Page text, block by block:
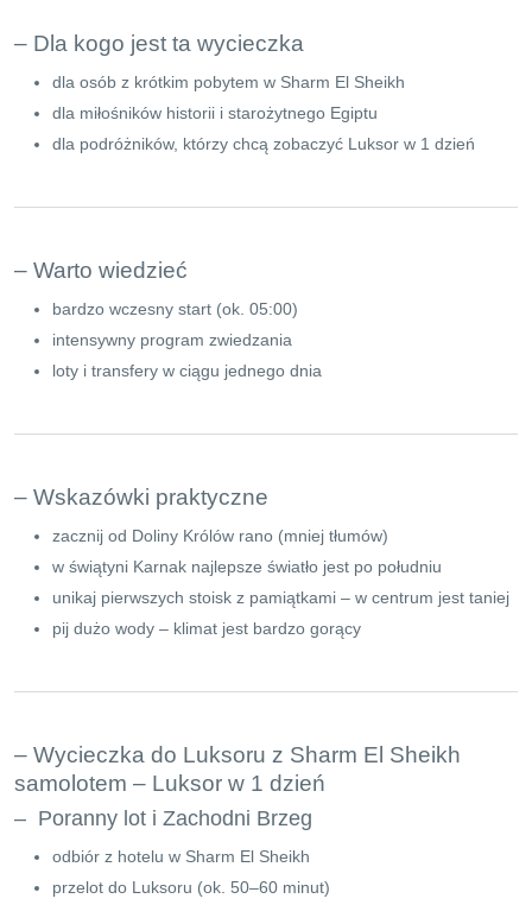
– Dla kogo jest ta wycieczka
dla osób z krótkim pobytem w Sharm El Sheikh
dla miłośników historii i starożytnego Egiptu
dla podróżników, którzy chcą zobaczyć Luksor w 1 dzień
– Warto wiedzieć
bardzo wczesny start (ok. 05:00)
intensywny program zwiedzania
loty i transfery w ciągu jednego dnia
– Wskazówki praktyczne
zacznij od Doliny Królów rano (mniej tłumów)
w świątyni Karnak najlepsze światło jest po południu
unikaj pierwszych stoisk z pamiątkami – w centrum jest taniej
pij dużo wody – klimat jest bardzo gorący
– Wycieczka do Luksoru z Sharm El Sheikh
samolotem – Luksor w 1 dzień
– Poranny lot i Zachodni Brzeg
odbiór z hotelu w Sharm El Sheikh
przelot do Luksoru (ok. 50–60 minut)